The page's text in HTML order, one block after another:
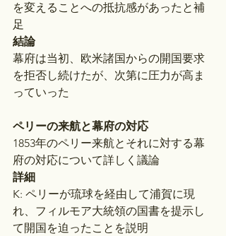
を変えることへの抵抗感があったと補
足
結論
幕府は当初、欧米諸国からの開国要求
を拒否し続けたが、次第に圧力が高ま
っていった
ペリーの来航と幕府の対応
1853年のペリー来航とそれに対する幕
府の対応について詳しく議論
詳細
K: ペリーが琉球を経由して浦賀に現
れ、フィルモア大統領の国書を提示し
て開国を迫ったことを説明